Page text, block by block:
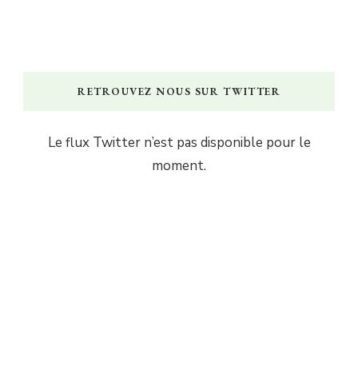
RETROUVEZ NOUS SUR TWITTER
Le flux Twitter n’est pas disponible pour le
moment.